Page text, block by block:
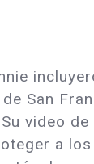
San
video
a